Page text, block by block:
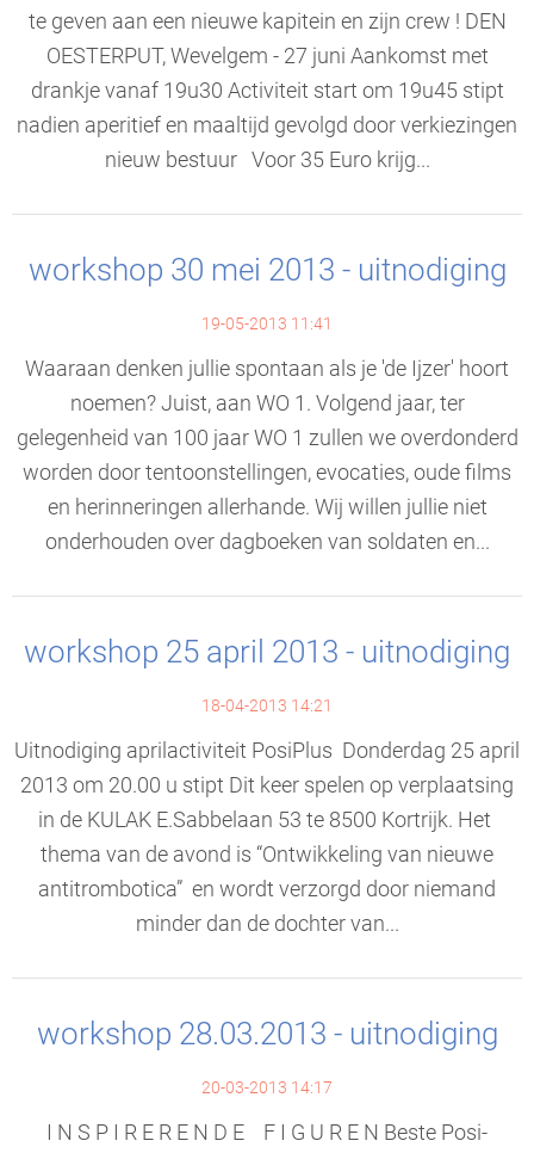
te geven aan een nieuwe kapitein en zijn crew ! DEN
OESTERPUT, Wevelgem - 27 juni Aankomst met
drankje vanaf 19u30 Activiteit start om 19u45 stipt
nadien aperitief en maaltijd gevolgd door verkiezingen
nieuw bestuur Voor 35 Euro krijg...
workshop 30 mei 2013 - uitnodiging
19-05-2013 11:41
Waaraan denken jullie spontaan als je 'de Ijzer' hoort
noemen? Juist, aan WO 1. Volgend jaar, ter
gelegenheid van 100 jaar WO 1 zullen we overdonderd
worden door tentoonstellingen, evocaties, oude films
en herinneringen allerhande. Wij willen jullie niet
onderhouden over dagboeken van soldaten en...
workshop 25 april 2013 - uitnodiging
18-04-2013 14:21
Uitnodiging aprilactiviteit PosiPlus Donderdag 25 april
2013 om 20.00 u stipt Dit keer spelen op verplaatsing
in de KULAK E.Sabbelaan 53 te 8500 Kortrijk. Het
thema van de avond is “Ontwikkeling van nieuwe
antitrombotica” en wordt verzorgd door niemand
minder dan de dochter van...
workshop 28.03.2013 - uitnodiging
20-03-2013 14:17
I N S P I R E R E N D E F I G U R E N Beste Posi-